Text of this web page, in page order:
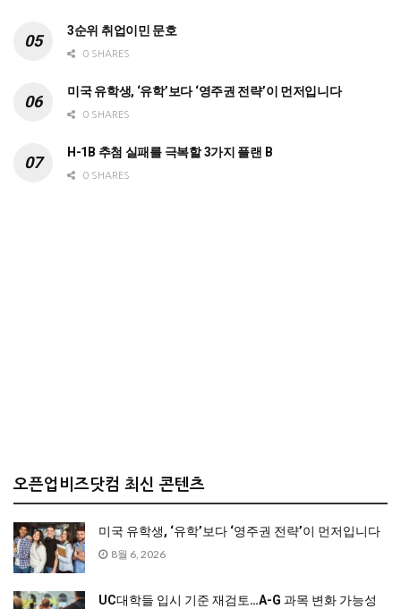
3순위 취업이민 문호
0 SHARES
미국 유학생, ‘유학’보다 ‘영주권 전략’이 먼저입니다
0 SHARES
H-1B 추첨 실패를 극복할 3가지 플랜 B
0 SHARES
오픈업비즈닷컴 최신 콘텐츠
미국 유학생, ‘유학’보다 ‘영주권 전략’이 먼저입니다
8월 6, 2026
UC대학들 입시 기준 재검토…A-G 과목 변화 가능성